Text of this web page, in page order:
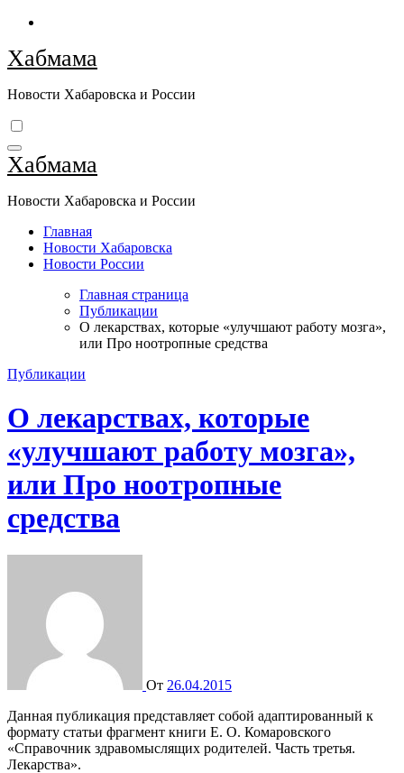
Перейти
содержимому
Хабмама
Новости Хабаровска и России
Хабмама
Новости Хабаровска и России
Главная
Новости Хабаровска
Новости России
Главная страница
Публикации
О лекарствах, которые «улучшают работу мозга»,
или Про ноотропные средства
Публикации
О лекарствах, которые
«улучшают работу мозга»,
или Про ноотропные
средства
От 26.04.2015
Данная публикация представляет собой адаптированный к
формату статьи фрагмент книги Е. О. Комаровского
«Справочник здравомыслящих родителей. Часть третья.
Лекарства».